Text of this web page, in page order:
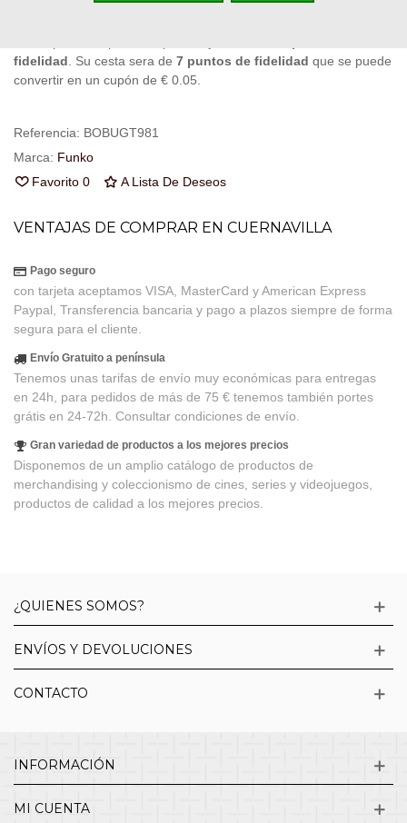
fidelidad . Su cesta sera de 7 puntos de fidelidad que se puede
convertir en un cupón de € 0.05
Referencia: BOBUGT981
Marca: Funko
Favorito 0 A Lista De Deseos
VENTAJAS DE COMPRAR EN CUERNAVILLA
Pago seguro
con tarjeta aceptamos VISA, MasterCard y American Express
Paypal, Transferencia bancaria y pago a plazos siempre de forma
segura para el cliente.
Envío Gratuito a península
Tenemos unas tarifas de envío muy económicas para entregas
en 24h, para pedidos de más de 75 € tenemos también portes
grátis en 24-72h. Consultar condiciones de envío.
Gran variedad de productos a los mejores precios
Disponemos de un amplio catálogo de productos de
merchandising y coleccionismo de cines, series y videojuegos,
productos de calidad a los mejores precios.
¿QUIENES SOMOS?
ENVÍOS Y DEVOLUCIONES
CONTACTO
INFORMACIÓN
MI CUENTA